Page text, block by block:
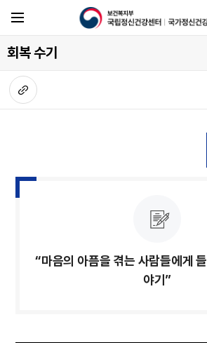
회복 수기
“마음의 아픔을 겪는 사람들에게
야기”